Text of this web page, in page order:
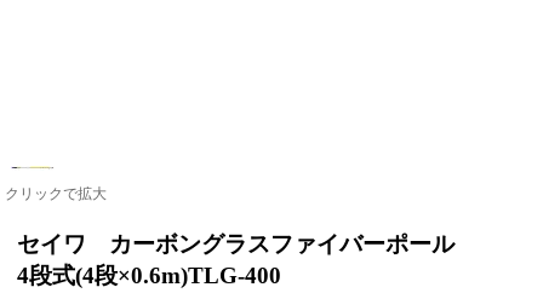
クリックで拡大
セイワ カーボングラスファイバーポール
4段式(4段×0.6m)TLG-400